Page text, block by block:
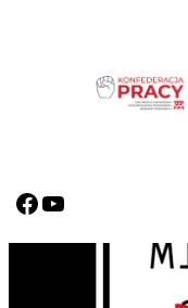
korposocjal.comkorposocjal.com